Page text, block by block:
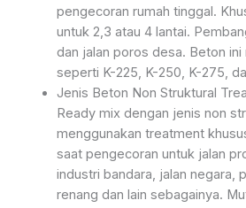
pengecoran rumah tinggal.
untuk 2,3 atau 4 lantai.
dan jalan poros desa. Beton ini
seperti K-225, K-250, K-275,
Jenis Beton Non Struktural
Ready mix dengan jenis non
menggunakan treatment
saat pengecoran untuk jalan
industri bandara, jalan negara,
renang dan lain sebagainya.